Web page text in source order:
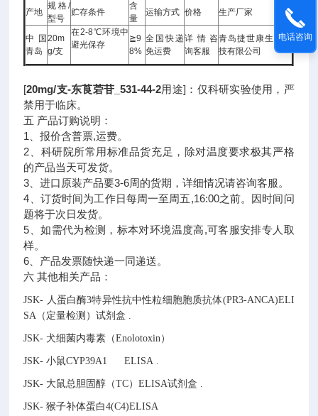
产地
规格/
型号
贮存条件
含
量
运输方式 价格 生产厂家
中国
青岛
20m
g/支
在2-8℃环境中
避光保存
≧9
8%
全国快递
免运费
详情咨
询客服
青岛捷世康生物科
技有限公司
[20mg/支-东莨菪苷_531-44-2用途]：仅科研实验使用，严
禁用于临床。
五 产品订购说明：
1、报价含普票,运费。
2、科研院所常用标准品货充足，除对温度要求极其严格
的产品当天可发货。
3、进口原装产品要3-6周的货期，详细情况请咨询客服。
4、订货时间为工作日每周一至周五,16:00之前。因时间问
题将于次日发货。
5、如需代为检测，标本对环境温度高,可客服安排专人取
样。
6、产品发票随快递一同递送。
六 其他相关产品：
JSK- 人蛋白酶3特异性抗中性粒细胞胞质抗体(PR3-ANCA)ELI
SA（定量检测）试剂盒 .
JSK- 犬细菌内毒素（Enolotoxin）
JSK- 小鼠CYP39A1 ELISA .
JSK- 大鼠总胆固醇（TC）ELISA试剂盒 .
JSK- 猴子补体蛋白4(C4)ELISA
电话咨询